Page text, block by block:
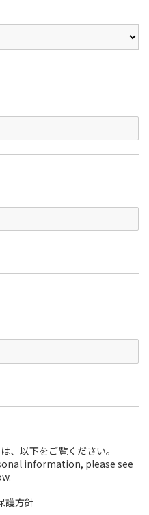
、以下をご覧ください。
information, please see
護方針